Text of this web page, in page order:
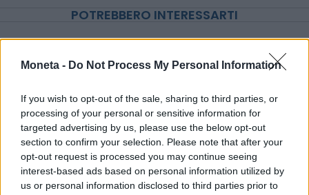
Moneta - Do Not Process My Personal Information
If you wish to opt-out of the sale, sharing to third parties, or
processing of your personal or sensitive information for
targeted advertising by us, please use the below opt-out
section to confirm your selection. Please note that after your
opt-out request is processed you may continue seeing
interest-based ads based on personal information utilized by
us or personal information disclosed to third parties prior to
POTREBBERO INTERESSARTI